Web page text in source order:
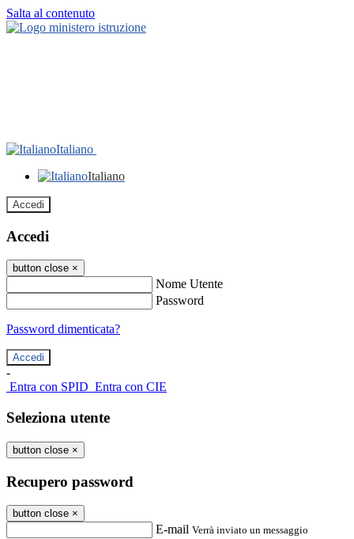
Salta al contenuto
Italiano
Italiano
Accedi
Accedi
button close ×
Nome Utente
Password
Password dimenticata?
-
Entra con SPID Entra con CIE
Seleziona utente
button close ×
Recupero password
button close ×
E-mail Verrà inviato un messaggio